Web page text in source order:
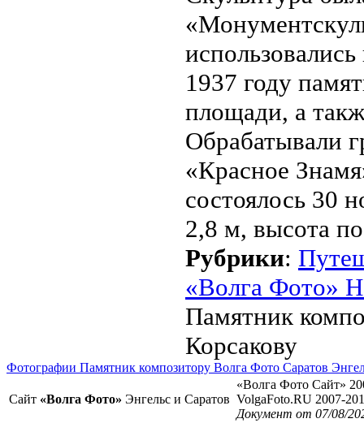
1937 году
площади, а
Обрабатывали
«Красное
состоялось 30
2,8 м, высота
Рубрики:
«Волга Фото»
Памятник
Корсакову
Фотографии Памятник композитору Волга Фото Саратов
Сайт «Волга Фото» Энгельс и Саратов
«Волга Фото Сайт»
VolgaFoto.RU 2007-
Документ от 07/08/